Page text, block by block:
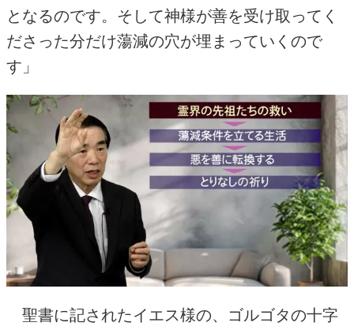
となるのです。そして神様が善を受け取ってく
ださった分だけ蕩減の穴が埋まっていくので
す」
聖書に記されたイエス様の、ゴルゴタの十字